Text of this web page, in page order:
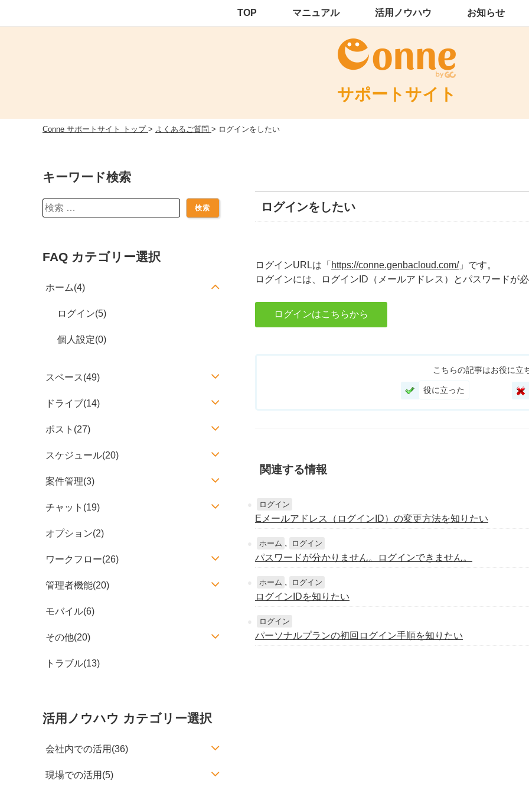
TOP マニュアル 活用ノウハウ お知らせ
サポートサイト
Conne サポートサイト トップ > よくあるご質問 > ログインをしたい
ログインをしたい
ログインURLは「 https://conne.genbacloud.com/」です。
ログインには、ログインID（メールアドレス）とパスワードが
ログインはこちらから
こちらの記事はお役に立
役に立った
関連する情報
ログイン
Eメールアドレス（ログインID）の変更方法を知りたい
ホーム , ログイン
パスワードが分かりません。ログインできません。
ホーム , ログイン
ログインIDを知りたい
ログイン
パーソナルプランの初回ログイン手順を知りたい
キーワード検索
検
索:
FAQ カテゴリー選択
ホーム(4)
ログイン(5)
個人設定(0)
スペース(49)
ドライブ(14)
ポスト(27)
スケジュール(20)
案件管理(3)
チャット(19)
オプション(2)
ワークフロー(26)
管理者機能(20)
モバイル(6)
その他(20)
トラブル(13)
活用ノウハウ カテゴリー選択
会社内での活用(36)
現場での活用(5)